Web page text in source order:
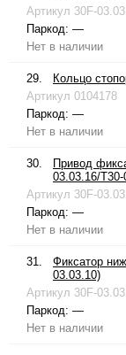
Артикул 30F-
Паркод: —
Нет в наличии
29.
Кольцо
Артикул 0104178
Паркод: —
Нет в наличии
30.
Привод
03.03.16/T30-
Артикул 30F-
Паркод: —
Нет в наличии
31.
Фиксатор
03.03.10)
Артикул 30F-
Паркод: —
Нет в наличии